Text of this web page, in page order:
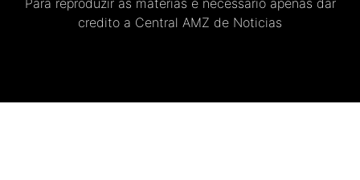
credito a Central AMZ de Noticias